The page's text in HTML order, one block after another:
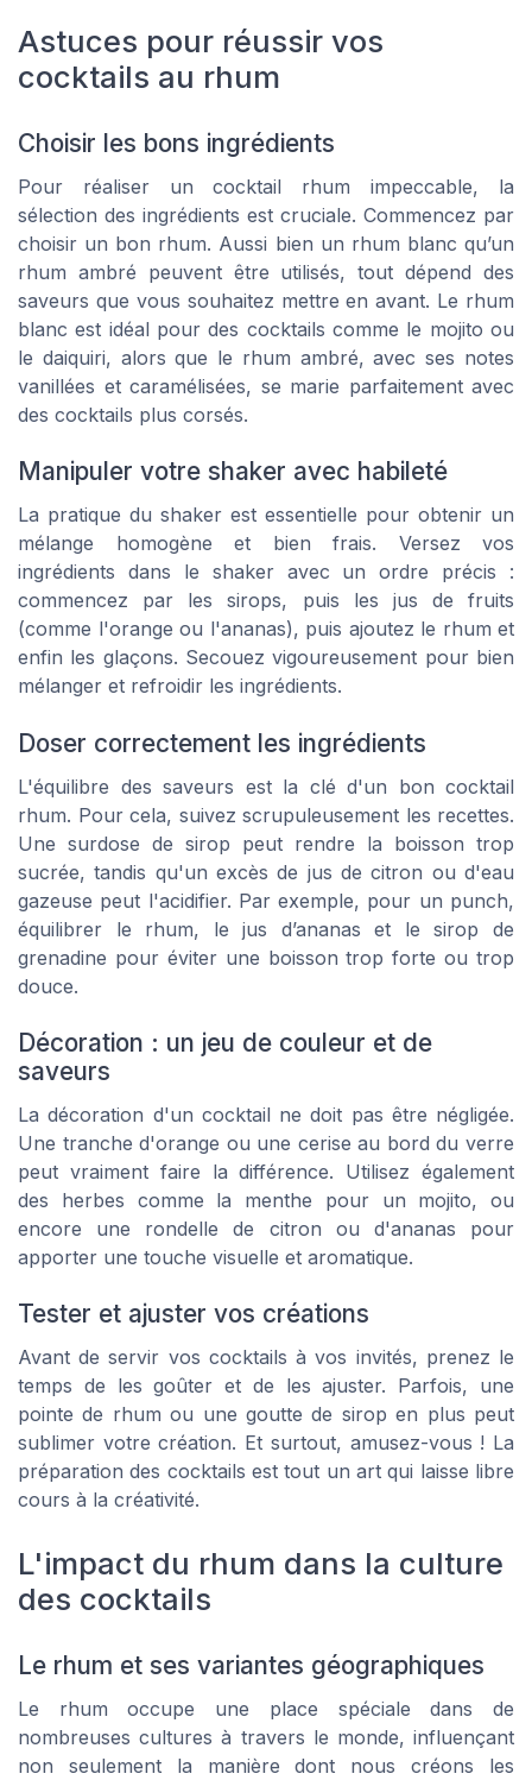
Astuces pour réussir vos
cocktails au rhum
Choisir les bons ingrédients
Pour réaliser un cocktail rhum impeccable, la
sélection des ingrédients est cruciale. Commencez par
choisir un bon rhum. Aussi bien un rhum blanc qu’un
rhum ambré peuvent être utilisés, tout dépend des
saveurs que vous souhaitez mettre en avant. Le rhum
blanc est idéal pour des cocktails comme le mojito ou
le daiquiri, alors que le rhum ambré, avec ses notes
vanillées et caramélisées, se marie parfaitement avec
des cocktails plus corsés.
Manipuler votre shaker avec habileté
La pratique du shaker est essentielle pour obtenir un
mélange homogène et bien frais. Versez vos
ingrédients dans le shaker avec un ordre précis :
commencez par les sirops, puis les jus de fruits
(comme l'orange ou l'ananas), puis ajoutez le rhum et
enfin les glaçons. Secouez vigoureusement pour bien
mélanger et refroidir les ingrédients.
Doser correctement les ingrédients
L'équilibre des saveurs est la clé d'un bon cocktail
rhum. Pour cela, suivez scrupuleusement les recettes.
Une surdose de sirop peut rendre la boisson trop
sucrée, tandis qu'un excès de jus de citron ou d'eau
gazeuse peut l'acidifier. Par exemple, pour un punch,
équilibrer le rhum, le jus d’ananas et le sirop de
grenadine pour éviter une boisson trop forte ou trop
douce.
Décoration : un jeu de couleur et de
saveurs
La décoration d'un cocktail ne doit pas être négligée.
Une tranche d'orange ou une cerise au bord du verre
peut vraiment faire la différence. Utilisez également
des herbes comme la menthe pour un mojito, ou
encore une rondelle de citron ou d'ananas pour
apporter une touche visuelle et aromatique.
Tester et ajuster vos créations
Avant de servir vos cocktails à vos invités, prenez le
temps de les goûter et de les ajuster. Parfois, une
pointe de rhum ou une goutte de sirop en plus peut
sublimer votre création. Et surtout, amusez-vous ! La
préparation des cocktails est tout un art qui laisse libre
cours à la créativité.
L'impact du rhum dans la culture
des cocktails
Le rhum et ses variantes géographiques
Le rhum occupe une place spéciale dans de
nombreuses cultures à travers le monde, influençant
non seulement la manière dont nous créons les